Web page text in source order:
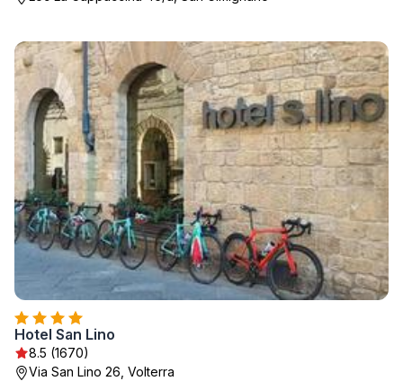
Hotel San Lino
8.5 (1670)
Via San Lino 26, Volterra